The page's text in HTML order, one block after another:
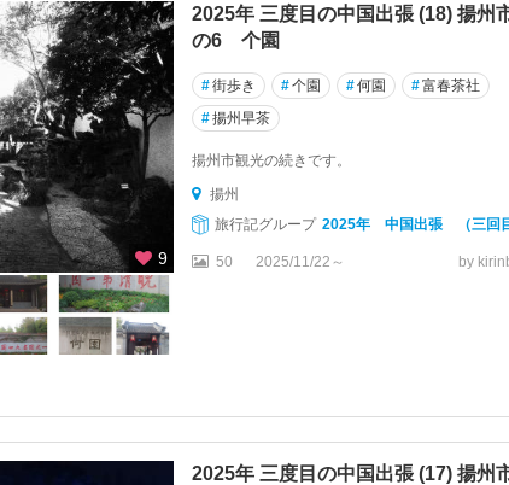
9
2025年 三度目の中国出張 (18) 揚
の6 个園
#街歩き #个園 #何園 #富春茶社
#揚州早茶
揚州市観光の続きです。
揚州
旅行記グループ 2025年 中国出張 （三回目
50 2025/11/22～ by
2025年 三度目の中国出張 (17) 揚